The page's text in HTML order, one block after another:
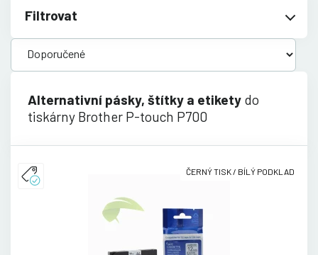
Filtrovat
Alternativní pásky, štítky a etikety do
tiskárny Brother P-touch P700
ČERNÝ TISK / BÍLÝ PODKLAD